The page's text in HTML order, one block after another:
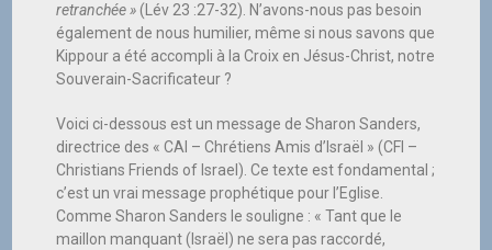
retranchée »(Lév 23 :27-32). N’avons-nous pas besoin
également de nous humilier, même si nous savons que
Kippour a été accompli à la Croix en Jésus-Christ, notre
Souverain-Sacrificateur ?
Voici ci-dessous est un message de Sharon Sanders,
directrice des « CAI – Chrétiens Amis d’Israël » (CFI –
Christians Friends of Israel). Ce texte est fondamental ;
c’est un vrai message prophétique pour l’Eglise.
Comme Sharon Sanders le souligne : « Tant que le
maillon manquant (Israël) ne sera pas raccordé,